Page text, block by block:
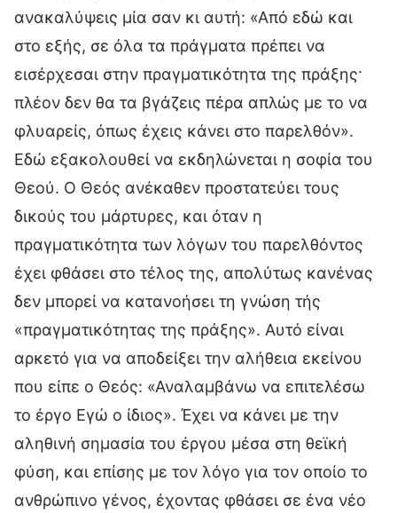
ανακαλύψεις μία σαν κι αυτή: «Από εδώ και
στο εξής, σε όλα τα πράγματα πρέπει να
εισέρχεσαι στην πραγματικότητα της πράξης·
πλέον δεν θα τα βγάζεις πέρα απλώς με το να
φλυαρείς, όπως έχεις κάνει στο παρελθόν».
Εδώ εξακολουθεί να εκδηλώνεται η σοφία του
Θεού. Ο Θεός ανέκαθεν προστατεύει τους
δικούς του μάρτυρες, και όταν η
πραγματικότητα των λόγων του παρελθόντος
έχει φθάσει στο τέλος της, απολύτως κανένας
δεν μπορεί να κατανοήσει τη γνώση τής
«πραγματικότητας της πράξης». Αυτό είναι
αρκετό για να αποδείξει την αλήθεια εκείνου
που είπε ο Θεός: «Αναλαμβάνω να επιτελέσω
το έργο Εγώ ο ίδιος». Έχει να κάνει με την
αληθινή σημασία του έργου μέσα στη θεϊκή
φύση, και επίσης με τον λόγο για τον οποίο το
ανθρώπινο γένος, έχοντας φθάσει σε ένα νέο